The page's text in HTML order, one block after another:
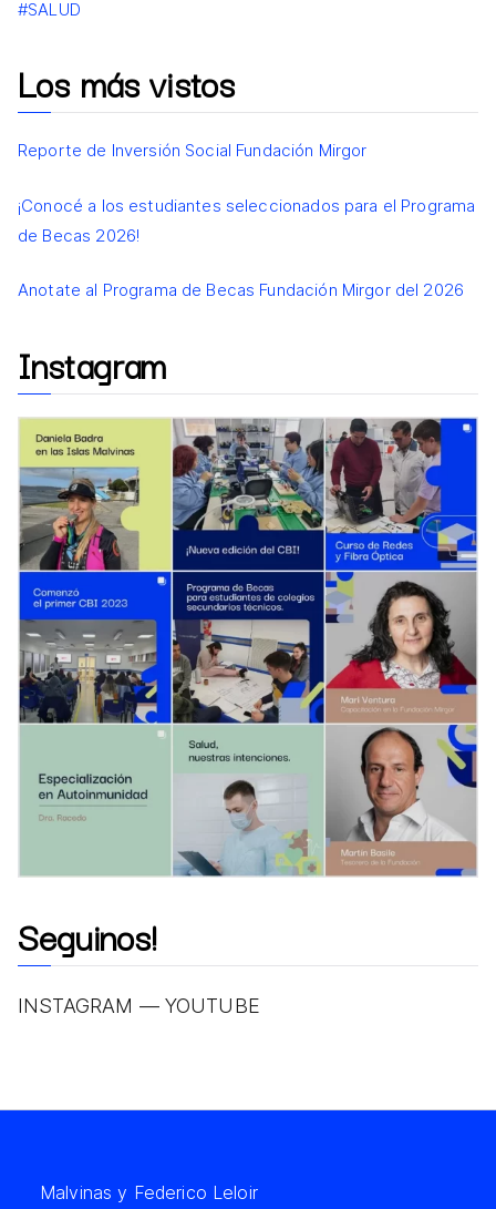
#SALUD
Los más vistos
Reporte de Inversión Social Fundación Mirgor
¡Conocé a los estudiantes seleccionados para el Programa
de Becas 2026!
Anotate al Programa de Becas Fundación Mirgor del 2026
Instagram
Seguinos!
INSTAGRAM — YOUTUBE
Malvinas y Federico Leloir